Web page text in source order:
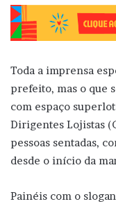
Toda a imprensa
prefeito, mas o que
com espaço
Dirigentes Lojistas
pessoas sentadas,
desde o início da
Painéis com o